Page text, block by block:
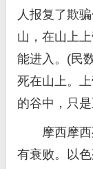
人报复了欺
山，在山上
能进入。(民
死在山上。
的谷中，只
摩西摩西
有衰败。以